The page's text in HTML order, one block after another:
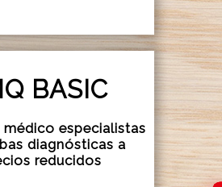
BASIC
médico especialistas
diagnósticas a
reducidos